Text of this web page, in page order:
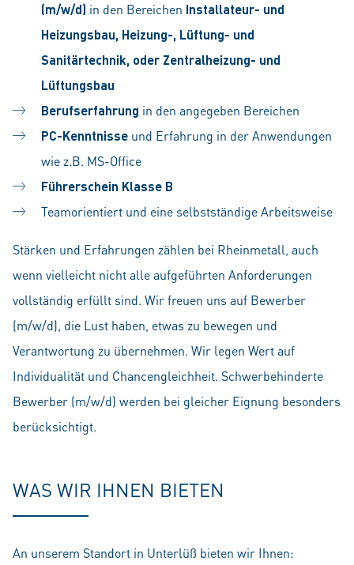
(m/w/d) in den Bereichen Installateur- und
Heizungsbau, Heizung-, Lüftung- und
Sanitärtechnik, oder Zentralheizung- und
Lüftungsbau
Berufserfahrung in den angegeben Bereichen
PC-Kenntnisse und Erfahrung in der Anwendungen
wie z.B. MS-Office
Führerschein Klasse B
Teamorientiert und eine selbstständige Arbeitsweise
Stärken und Erfahrungen zählen bei Rheinmetall, auch
wenn vielleicht nicht alle aufgeführten Anforderungen
vollständig erfüllt sind. Wir freuen uns auf Bewerber
(m/w/d), die Lust haben, etwas zu bewegen und
Verantwortung zu übernehmen. Wir legen Wert auf
Individualität und Chancengleichheit. Schwerbehinderte
Bewerber (m/w/d) werden bei gleicher Eignung besonders
berücksichtigt.
WAS WIR IHNEN BIETEN
An unserem Standort in Unterlüß bieten wir Ihnen: